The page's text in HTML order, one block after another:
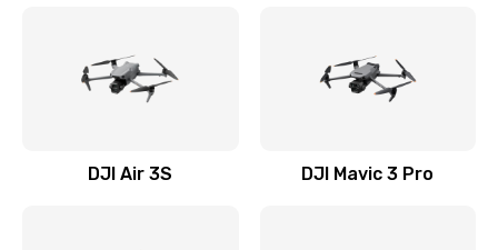
DJI Air 3S DJI Mavic 3 Pro